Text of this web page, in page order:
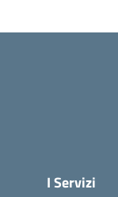
I Servizi